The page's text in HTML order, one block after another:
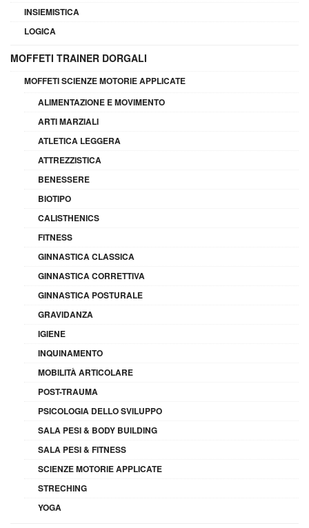
INSIEMISTICA
LOGICA
MOFFETI TRAINER DORGALI
MOFFETI SCIENZE MOTORIE APPLICATE
ALIMENTAZIONE E MOVIMENTO
ARTI MARZIALI
ATLETICA LEGGERA
ATTREZZISTICA
BENESSERE
BIOTIPO
CALISTHENICS
FITNESS
GINNASTICA CLASSICA
GINNASTICA CORRETTIVA
GINNASTICA POSTURALE
GRAVIDANZA
IGIENE
INQUINAMENTO
MOBILITÀ ARTICOLARE
POST-TRAUMA
PSICOLOGIA DELLO SVILUPPO
SALA PESI & BODY BUILDING
SALA PESI & FITNESS
SCIENZE MOTORIE APPLICATE
STRECHING
YOGA